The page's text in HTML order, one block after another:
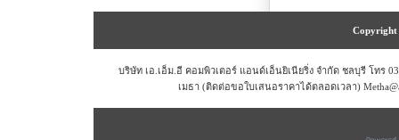
Copyright
บริษัท เอ.เอ็ม.อี คอมพิวเตอร์ แอนด์เอ็นยิเนียริ่ง จำกัด ชลบุรี โทร
เมธา (ติดต่อขอใบเสนอราคาได้ตลอดเวลา)